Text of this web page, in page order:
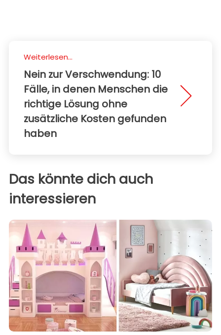
Weiterlesen...
Nein zur Verschwendung: 10
Fälle, in denen Menschen die
richtige Lösung ohne
zusätzliche Kosten gefunden
haben
Das könnte dich auch
interessieren